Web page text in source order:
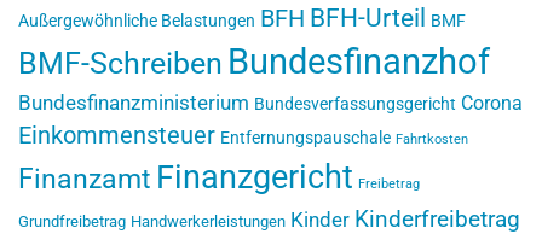
Außergewöhnliche Belastungen BFH BFH-Urteil BMF
BMF-Schreiben Bundesfinanzhof
Bundesfinanzministerium Bundesverfassungsgericht Corona
Einkommensteuer Entfernungspauschale Fahrtkosten
Finanzamt Finanzgericht Freibetrag
Grundfreibetrag Handwerkerleistungen Kinder Kinderfreibetrag